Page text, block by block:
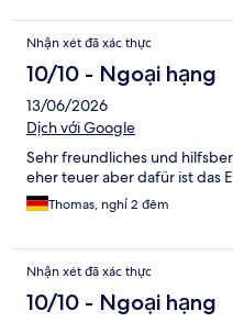
Nhận xét đã xác thực
10/10 - Ngoại hạng
13/06/2026
Dịch với Google
Sehr freundliches und
eher teuer aber dafür ist das
Thomas, nghỉ 2 đêm
Nhận xét đã xác thực
10/10 - Ngoại hạng